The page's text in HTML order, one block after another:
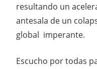
resultando un
antesala de un
global imperante.
Escucho por todas